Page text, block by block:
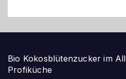
Bio Kokosblütenzucker im
Profiküche